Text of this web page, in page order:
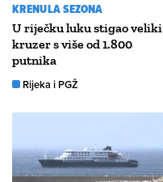
KRENULA SEZONA
U riječku luku stigao veliki
kruzer s više od 1.800
putnika
Rijeka i PGŽ